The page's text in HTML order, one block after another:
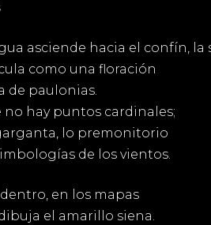
asciende hacia el confín, la
como una floración
de paulonias.
no hay puntos cardinales;
lo premonitorio
de los vientos.
en los mapas
el amarillo siena.